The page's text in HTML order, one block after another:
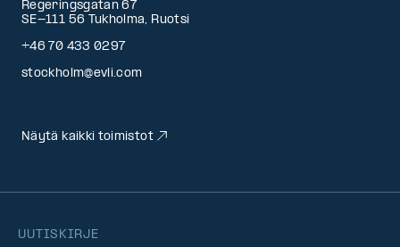
UUTISKIRJE
Regeringsgatan 67
SE-111 56 Tukholma, Ruotsi
+46 70 433 0297
stockholm@evli.com
Näytä kaikki toimistot